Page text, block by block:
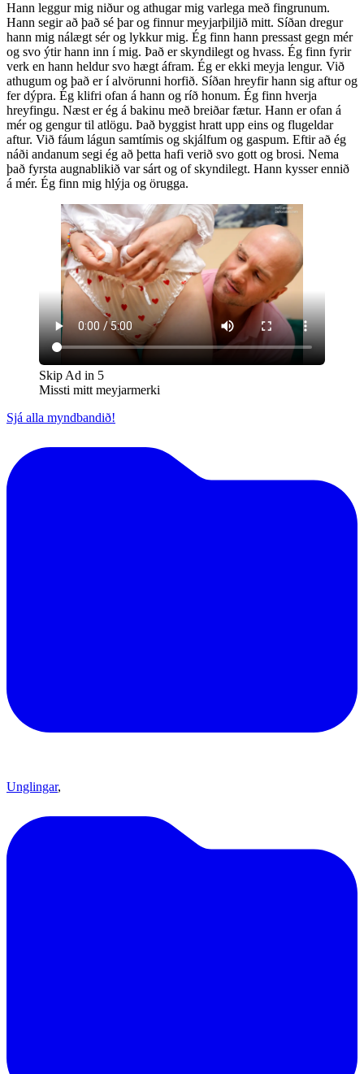
Hann leggur mig niður og athugar mig varlega með fingrunum.
Hann segir að það sé þar og finnur meyjarþiljið mitt. Síðan dregur
hann mig nálægt sér og lykkur mig. Ég finn hann pressast gegn mér
og svo ýtir hann inn í mig. Það er skyndilegt og hvass. Ég finn fyrir
verk en hann heldur svo hægt áfram. Ég er ekki meyja lengur. Við
athugum og það er í alvörunni horfið. Síðan hreyfir hann sig aftur og
fer dýpra. Ég klifri ofan á hann og ríð honum. Ég finn hverja
hreyfingu. Næst er ég á bakinu með breiðar fætur. Hann er ofan á
mér og gengur til atlögu. Það byggist hratt upp eins og flugeldar
aftur. Við fáum lágun samtímis og skjálfum og gaspum. Eftir að ég
náði andanum segi ég að þetta hafi verið svo gott og brosi. Nema
það fyrsta augnablikið var sárt og of skyndilegt. Hann kysser ennið
á mér. Ég finn mig hlýja og örugga.
Skip Ad in 5
Missti mitt meyjarmerki
Sjá alla myndbandið!
Unglingar,